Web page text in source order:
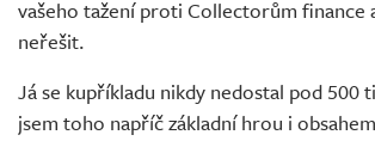
vašeho tažení proti Collectorům finance
neřešit.
Já se kupříkladu nikdy nedostal pod 500
jsem toho napříč základní hrou i